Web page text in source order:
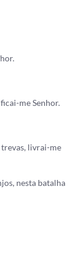
me Senhor.
livrai-me
nesta batalha